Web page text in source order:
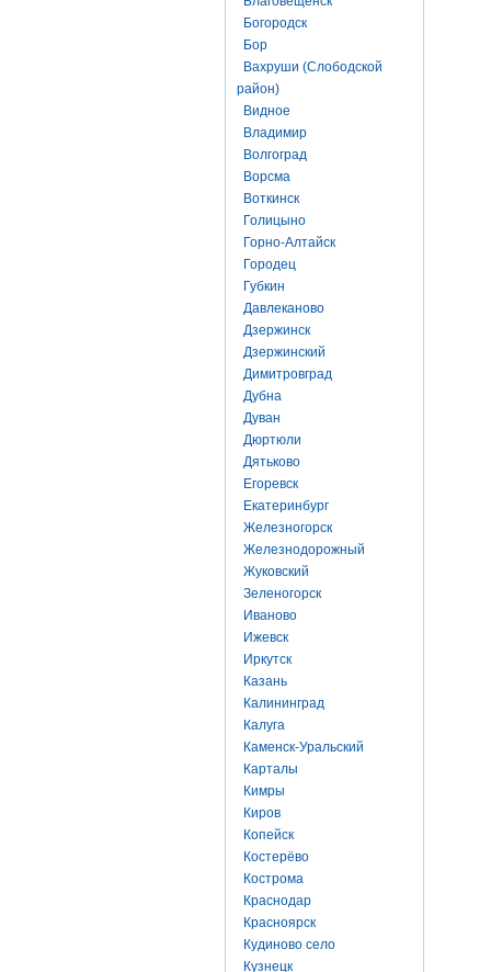
Богородск
Бор
Вахруши (Слободской
район)
Видное
Владимир
Волгоград
Ворсма
Воткинск
Голицыно
Горно-Алтайск
Городец
Губкин
Давлеканово
Дзержинск
Дзержинский
Димитровград
Дубна
Дуван
Дюртюли
Дятьково
Егоревск
Екатеринбург
Железногорск
Железнодорожный
Жуковский
Зеленогорск
Иваново
Ижевск
Иркутск
Казань
Калининград
Калуга
Каменск-Уральский
Карталы
Кимры
Киров
Копейск
Костерёво
Кострома
Краснодар
Красноярск
Кудиново село
Кузнецк